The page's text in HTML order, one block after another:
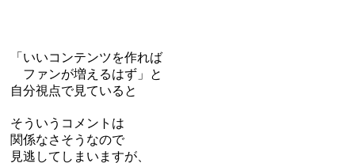
「いいコンテンツを作れば
ファンが増えるはず」と
自分視点で見ていると
そういうコメントは
関係なさそうなので
見逃してしまいますが、